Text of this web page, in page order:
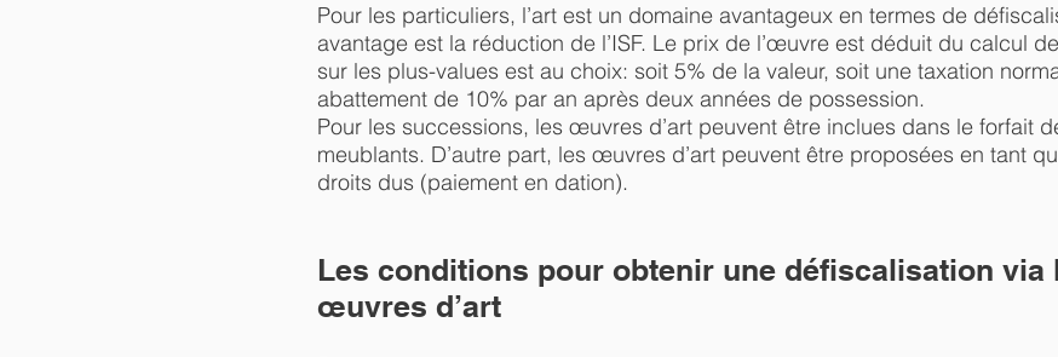
Pour les particuliers, l’art est un domaine avantageux en termes de
avantage est la réduction de l’ISF. Le prix de l’œuvre est déduit du calcul
sur les plus-values est au choix: soit 5% de la valeur, soit une taxation
abattement de 10% par an après deux années de possession.
Pour les successions, les œuvres d’art peuvent être inclues dans le forfait
meublants. D’autre part, les œuvres d’art peuvent être proposées en tant
droits dus (paiement en dation).
Les conditions pour obtenir une défiscalisation via
œuvres d’art